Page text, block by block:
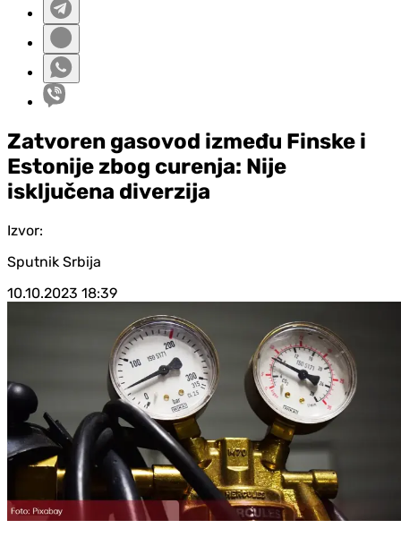
Zatvoren gasovod između Finske i
Estonije zbog curenja: Nije
isključena diverzija
Izvor:
Sputnik Srbija
10.10.2023 18:39